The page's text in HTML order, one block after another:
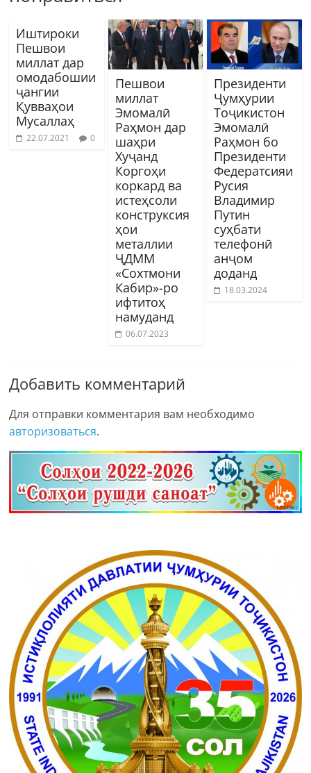
Иштироки
Пешвои
миллат дар
омодабошии
ҷангии
Қувваҳои
Мусаллаҳ
22.07.2021 0
Пешвои
миллат
Эмомалӣ
Раҳмон дар
шаҳри
Хуҷанд
Коргоҳи
коркард ва
истеҳсоли
конструксия
ҳои
металлии
ҶДММ
«Сохтмони
Кабир»-ро
ифтитоҳ
намуданд
06.07.2023
Президенти
Ҷумҳурии
Тоҷикистон
Эмомалӣ
Раҳмон бо
Президенти
Федератсияи
Русия
Владимир
Путин
суҳбати
телефонӣ
анҷом
доданд
18.03.2024
Добавить комментарий
Для отправки комментария вам необходимо
авторизоваться.